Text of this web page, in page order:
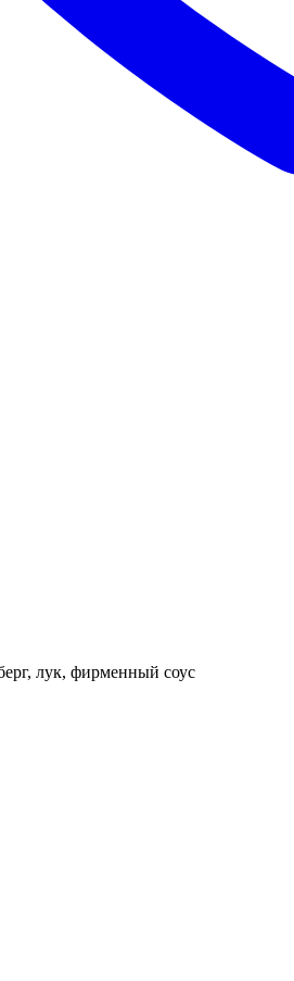
лук, фирменный соус